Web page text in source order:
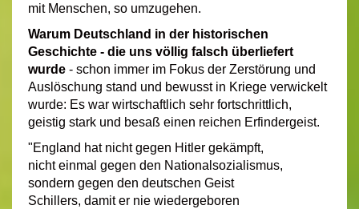
mit Menschen, so umzugehen.
Warum Deutschland in der historischen
Geschichte - die uns völlig falsch überliefert
wurde - schon immer im Fokus der Zerstörung und
Auslöschung stand und bewusst in Kriege verwickelt
wurde: Es war wirtschaftlich sehr fortschrittlich,
geistig stark und besaß einen reichen Erfindergeist.
"England hat nicht gegen Hitler gekämpft,
nicht einmal gegen den Nationalsozialismus,
sondern gegen den deutschen Geist
Schillers, damit er nie wiedergeboren